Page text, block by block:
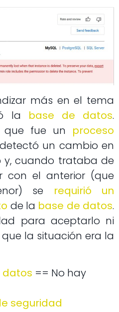
más en el tema
la base de datos.
que fue un proceso
un cambio en
cuando trataba de
con el anterior (que
se requirió un
de la base de datos.
para aceptarlo ni
la situación era la
datos == No hay
seguridad